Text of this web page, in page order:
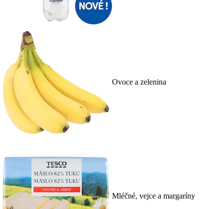
Ovoce a zelenina
Mléčné, vejce a margaríny